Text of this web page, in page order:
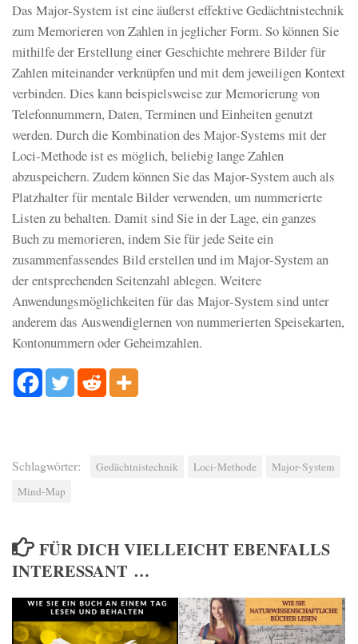
Das Major-System ist eine äußerst effektive Gedächtnistechnik
zum Memorieren von Zahlen in jeglicher Form. So können Sie
mithilfe der Erstellung einer Geschichte mehrere Bilder für
Zahlen miteinander verknüpfen und mit dem jeweiligen Kontext
verbinden. Dies kann beispielsweise zur Memorierung von
Telefonnummern, Daten, Terminen und Einheiten genutzt
werden. Durch die Kombination des Major-Systems mit der
Loci-Methode ist es möglich, beliebig lange Zahlen
abzuspeichern. Zudem können Sie das Major-System auch als
Platzhalter für mentale Bilder verwenden, um nummerierte
Listen zu behalten. Damit sind Sie in der Lage, ein ganzes
Buch zu memorieren, indem Sie für jede Seite ein
zusammenfassendes Bild erstellen und im Major-System an
der entsprechenden Seitenzahl ablegen. Weitere
Anwendungsmöglichkeiten für das Major-System sind unter
anderem das Auswendiglernen von nummerierten Speisekarten,
Kontonummern oder Geheimzahlen.
Schlagwörter: Gedächtnistechnik Loci-Methode
Major-System
Mind-Map
FÜR DICH VIELLEICHT EBENFALLS
INTERESSANT …